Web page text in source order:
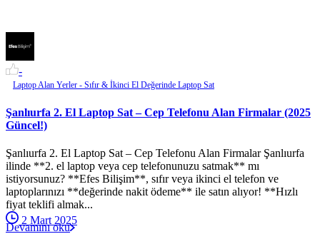
-
Laptop Alan Yerler - Sıfır & İkinci El Değerinde Laptop Sat
Şanlıurfa 2. El Laptop Sat – Cep Telefonu Alan Firmalar (2025
Güncel!)
Şanlıurfa 2. El Laptop Sat – Cep Telefonu Alan Firmalar Şanlıurfa
ilinde **2. el laptop veya cep telefonunuzu satmak** mı
istiyorsunuz? **Efes Bilişim**, sıfır veya ikinci el telefon ve
laptoplarınızı **değerinde nakit ödeme** ile satın alıyor! **Hızlı
fiyat teklifi almak...
2 Mart 2025
Devamını oku